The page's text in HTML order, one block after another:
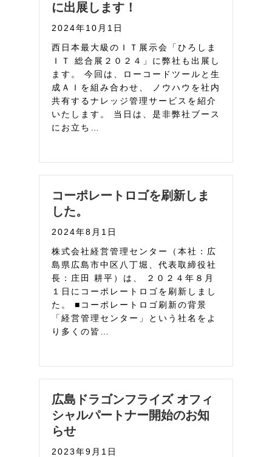
に出展します！
2024年10月1日
西日本最大級のＩＴ展示会「ひろしま
ＩＴ 総合展２０２４」に弊社も出展し
ます。 今回は、ローコードツールと生
成ＡＩを組み合わせ、 ノウハウを社内
共有するナレッジ管理サービスを紹介
いたします。 当日は、是非弊社ブース
にお立ち…
コーポレートロゴを刷新しま
した。
2024年8月1日
株式会社経営管理センター（本社：広
島県広島市中区八丁堀、代表取締役社
長：庄田 耕平）は、 ２０２４年８月
１日にコーポレートロゴを刷新しまし
た。 ■コーポレートロゴ刷新の背景
「経営管理センター」という社名をよ
り多くの皆…
広島ドラゴンフライズ オフィ
シャルパートナー開始のお知
らせ
2023年9月1日